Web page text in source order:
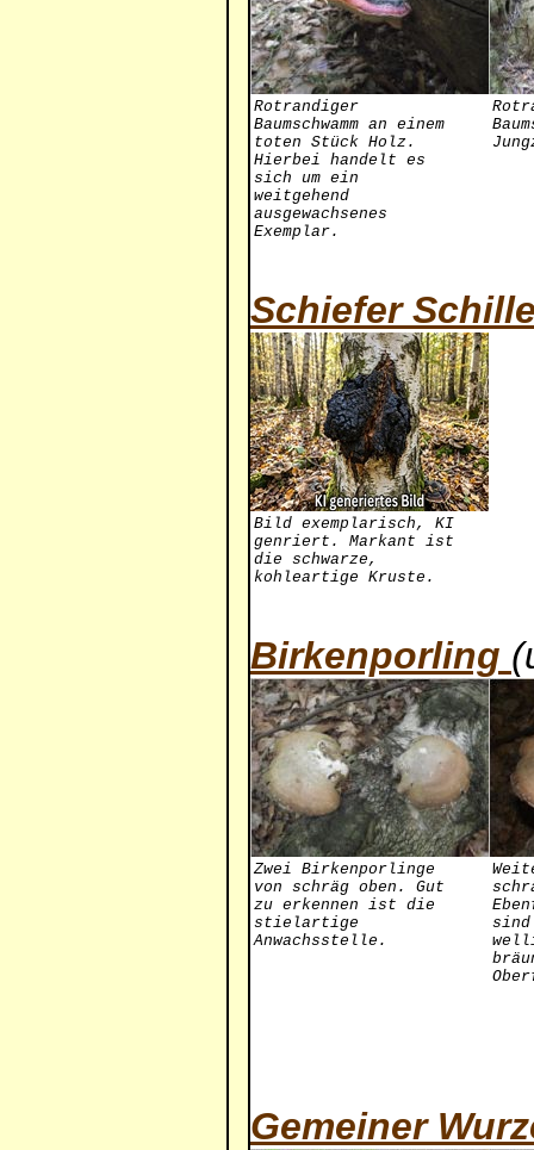
Rotrandiger
Baumschwamm an einem
toten Stück Holz.
Hierbei handelt es
sich um ein
weitgehend
ausgewachsenes
Exemplar.
Schiefer
Bild exemplarisch, KI
genriert. Markant ist
die schwarze,
kohleartige Kruste.
Birkenporling
Zwei Birkenporlinge
von schräg oben. Gut
zu erkennen ist die
stielartige
Anwachsstelle.
sind
Gemeiner